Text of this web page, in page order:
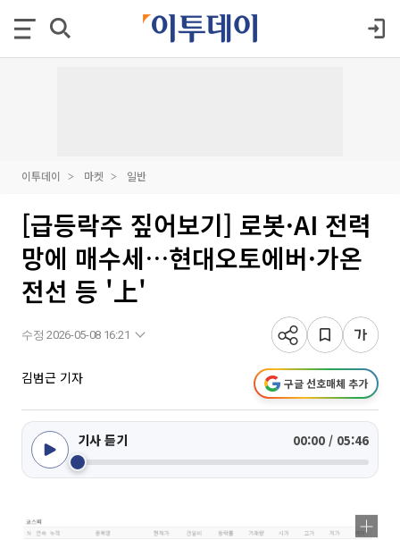
이투데이 마켓 일반
[급등락주 짚어보기] 로봇·AI 전력
망에 매수세…현대오토에버·가온
전선 등 '上'
수정 2026-05-08 16:21
김범근 기자 구글 선호매체 추가
기사 듣기 00:00 / 05:46